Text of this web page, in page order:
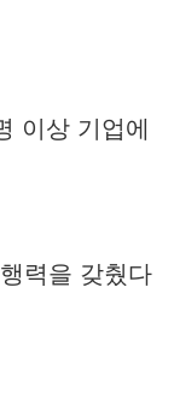
이상 기업에
력을 갖췄다